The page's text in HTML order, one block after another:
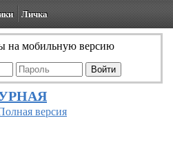
Личка
на мобильную версию
версия